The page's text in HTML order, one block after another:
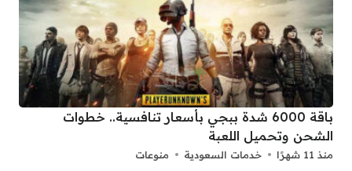
باقة 6000 شدة ببجي بأسعار تنافسية.. خطوات
الشحن وتحميل اللعبة
منذ 11 شهرًا خدمات السعودية منوعات